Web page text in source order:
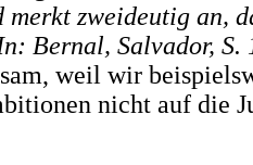
zweideutig an,
Bernal, Salvador, S.
weil wir
nicht auf die